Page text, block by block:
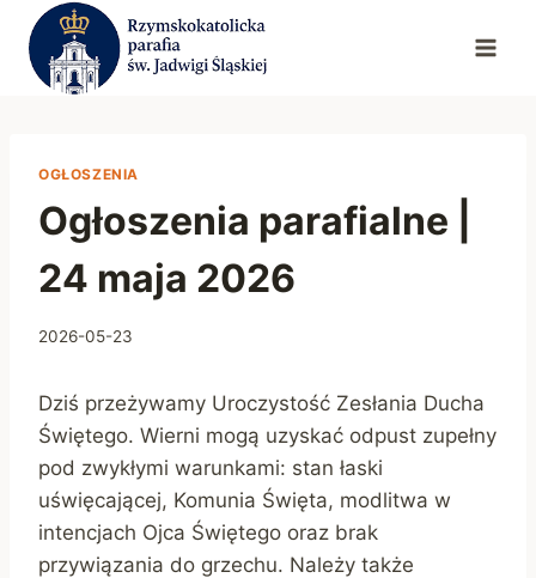
Przejdź
treści
OGŁOSZENIA
Ogłoszenia parafialne |
24 maja 2026
2026-05-23
Dziś przeżywamy Uroczystość Zesłania Ducha
Świętego. Wierni mogą uzyskać odpust zupełny
pod zwykłymi warunkami: stan łaski
uświęcającej, Komunia Święta, modlitwa w
intencjach Ojca Świętego oraz brak
przywiązania do grzechu. Należy także